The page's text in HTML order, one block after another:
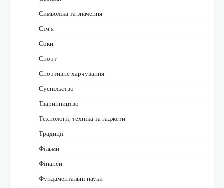
Символіка та значення
Сім’я
Соки
Спорт
Спортивне харчування
Суспільство
Тваринництво
Технології, техніка та гаджети
Традиції
Фільми
Фінанси
Фундаментальні науки